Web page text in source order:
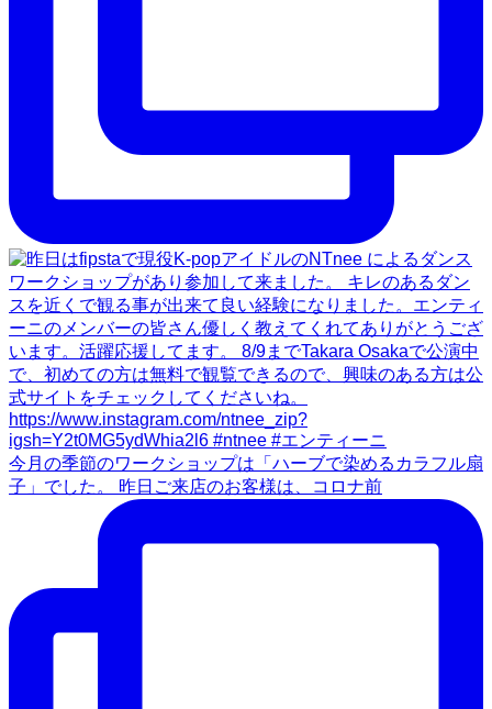
今月の季節のワークショップは「ハーブで染めるカラフル扇
子」でした。 昨日ご来店のお客様は、コロナ前